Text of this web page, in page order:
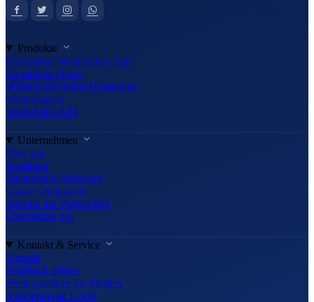
Produkte
Kostenlose Wetterblick-App
Zu meinen Orten
Widgets für meine Homepage
Wetterwissen
Wetterblick API
Unternehmen
Über uns
Roadmap
Wetterblick-Netzwerk
Unsere Sponsoren
Werben auf Wetterblick
Unterstütze uns
Kontakt & Service
Kontakt
Feedback geben
Wettergrafiken für Medien
Kundenportal Login